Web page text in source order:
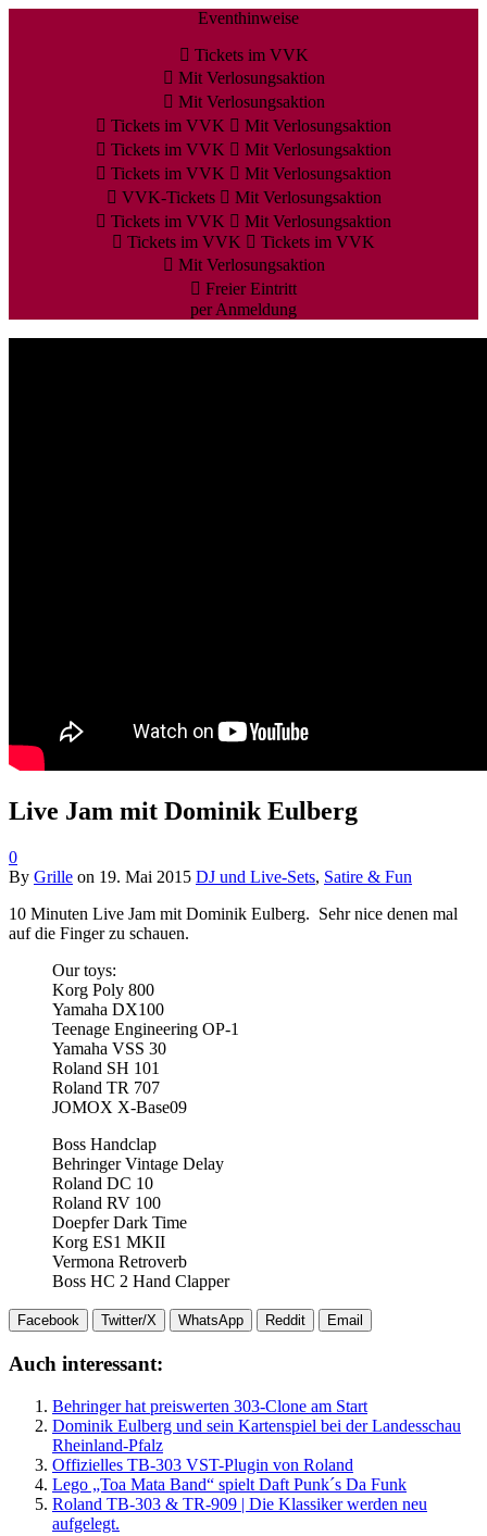
Eventhinweise
Tickets im VVK
Mit Verlosungsaktion
Mit Verlosungsaktion
Tickets im VVK
Mit Verlosungsaktion
Tickets im VVK
Mit Verlosungsaktion
Tickets im VVK
Mit Verlosungsaktion
VVK-Tickets
Mit Verlosungsaktion
Tickets im VVK
Mit Verlosungsaktion
Tickets im VVK
Tickets im VVK
Mit Verlosungsaktion
Freier Eintritt
per Anmeldung
Live Jam mit Dominik Eulberg
0
By Grille on 19. Mai 2015 DJ und Live-Sets, Satire & Fun
10 Minuten Live Jam mit Dominik Eulberg. Sehr nice denen mal
auf die Finger zu schauen.
Our toys:
Korg Poly 800
Yamaha DX100
Teenage Engineering OP-1
Yamaha VSS 30
Roland SH 101
Roland TR 707
JOMOX X-Base09
Boss Handclap
Behringer Vintage Delay
Roland DC 10
Roland RV 100
Doepfer Dark Time
Korg ES1 MKII
Vermona Retroverb
Boss HC 2 Hand Clapper
Facebook Twitter/X WhatsApp Reddit Email
Auch interessant:
Behringer hat preiswerten 303-Clone am Start
Dominik Eulberg und sein Kartenspiel bei der Landesschau
Rheinland-Pfalz
Offizielles TB-303 VST-Plugin von Roland
Lego „Toa Mata Band“ spielt Daft Punk´s Da Funk
Roland TB-303 & TR-909 | Die Klassiker werden neu
aufgelegt.